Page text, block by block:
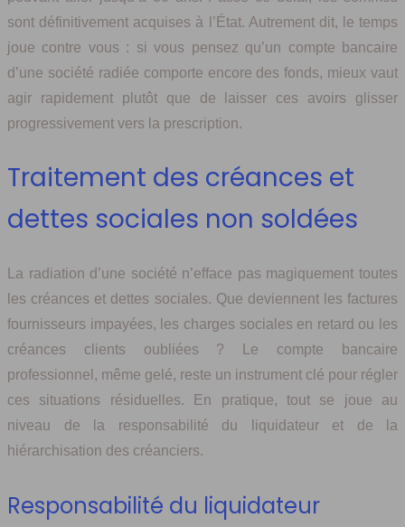
sont définitivement acquises à l’État. Autrement dit, le temps
joue contre vous : si vous pensez qu’un compte bancaire
d’une société radiée comporte encore des fonds, mieux vaut
agir rapidement plutôt que de laisser ces avoirs glisser
progressivement vers la prescription.
Traitement des créances et
dettes sociales non soldées
La radiation d’une société n’efface pas magiquement toutes
les créances et dettes sociales. Que deviennent les factures
fournisseurs impayées, les charges sociales en retard ou les
créances clients oubliées ? Le compte bancaire
professionnel, même gelé, reste un instrument clé pour régler
ces situations résiduelles. En pratique, tout se joue au
niveau de la responsabilité du liquidateur et de la
hiérarchisation des créanciers.
Responsabilité du liquidateur